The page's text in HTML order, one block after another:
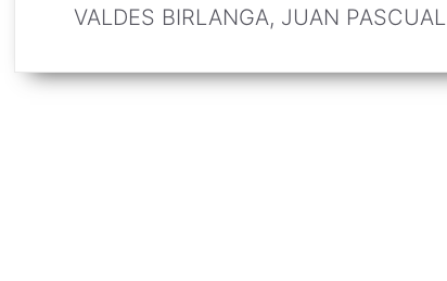
VALDES BIRLANGA, JUAN PASCUAL